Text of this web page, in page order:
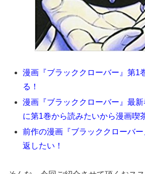
漫画『ブラッククローバー』第1
る！
漫画『ブラッククローバー』最
に第1巻から読みたいから漫画喫
前作の漫画『ブラッククローバ
返したい！